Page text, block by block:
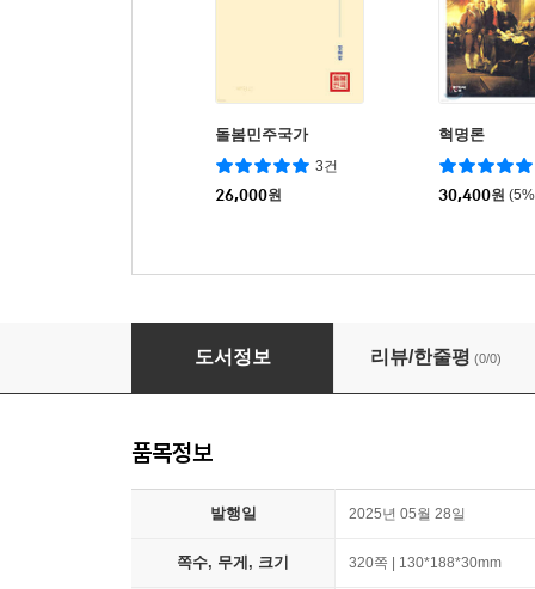
돌봄민주국가
3건
26,000원
혁명론
30,400원
돌봄의 논리
도서정보 리뷰/한줄평 (0/0)
품목정보
발행일 2025년 05월 28일
쪽수, 무게, 크기 320쪽 | 130*188*30mm